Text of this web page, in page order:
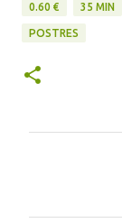
0.60 € 35 MIN
POSTRES